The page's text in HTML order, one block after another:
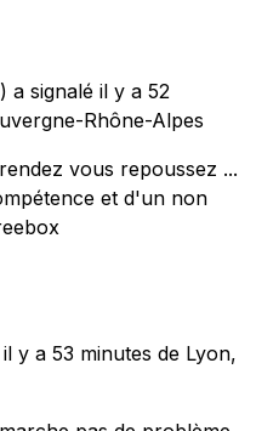
a signalé il y a 52
Rhône-Alpes
vous repoussez ...
et d'un non
il y a 53 minutes de Lyon,